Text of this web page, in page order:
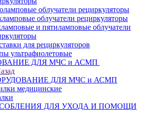
облучатели рециркуляторы
облучатели рециркуляторы
и пятиламповые облучатели
для рециркуляторов
ультрафиолетовые
ДЛЯ МЧС и АСМП
ДЛЯ МЧС и АСМП
медицинские
ДЛЯ УХОДА И ПОМОЩИ